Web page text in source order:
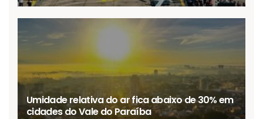
Umidade relativa do ar fica abaixo de 30% em
cidades do Vale do Paraíba